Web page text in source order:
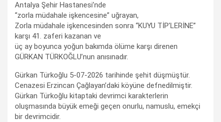
Antalya Şehir Hastanesi’nde
“zorla müdahale işkencesine” uğrayan,
Zorla müdahale işkencesinden sonra “KUYU TİP’LERİNE”
karşı 41. zaferi kazanan ve
üç ay boyunca yoğun bakımda ölüme karşı direnen
GÜRKAN TÜRKOĞLU’nun anısınadır.
Gürkan Türkoğlu 5-07-2026 tarihinde şehit düşmüştür.
Cenazesi Erzincan Çağlayan’daki köyüne defnedilmiştir.
Gürkan Türkoğlu kitaptaki devrimci karakterlerin
oluşmasında büyük emeği geçen onurlu, namuslu, emekçi
bir devrimcidir.